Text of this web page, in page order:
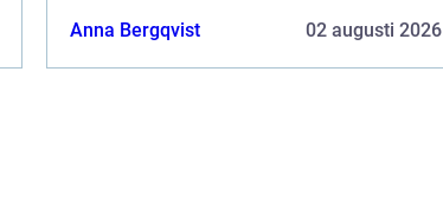
Anna Bergqvist 02 augusti 2026